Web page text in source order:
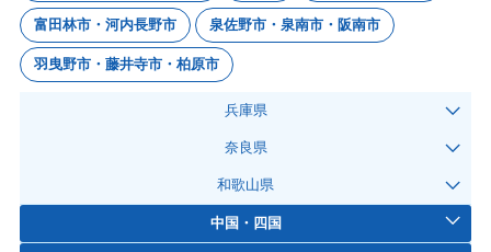
富田林市・河内長野市 泉佐野市・泉南市・阪南市
羽曳野市・藤井寺市・柏原市
兵庫県
奈良県
和歌山県
中国・四国